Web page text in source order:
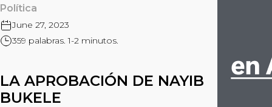
Política
June 27, 2023
359 palabras. 1-2 minutos.
LA APROBACIÓN DE NAYIB
BUKELE